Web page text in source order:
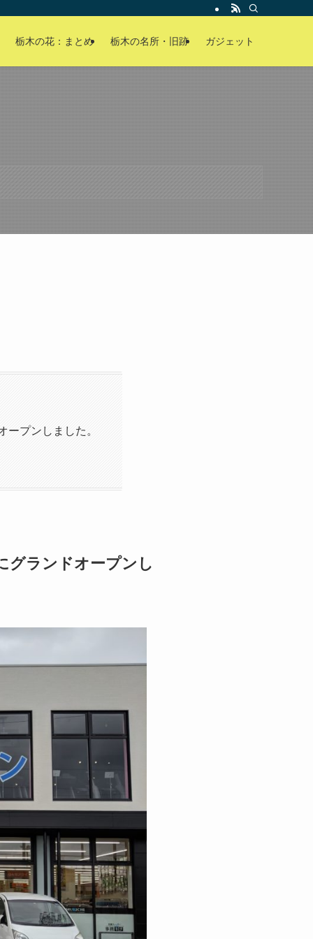
栃木の花：まとめ 栃木の名所・旧跡 ガジェット
プンしました。
グランドオープンし